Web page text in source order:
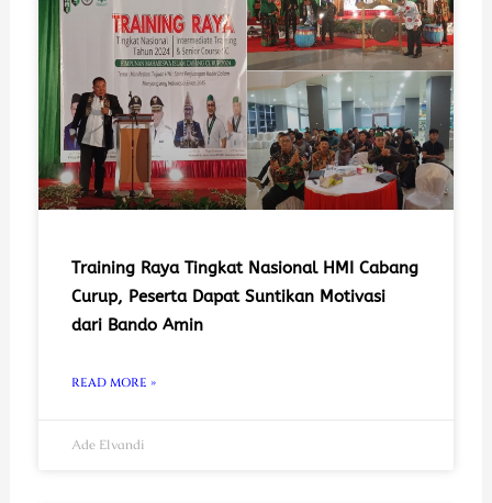
Training Raya Tingkat Nasional HMI Cabang
Curup, Peserta Dapat Suntikan Motivasi
dari Bando Amin
READ MORE »
Ade Elvandi